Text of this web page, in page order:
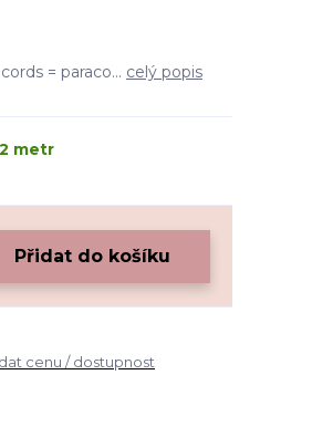
= paraco... celý popis
metr
Přidat do košíku
cenu / dostupnost